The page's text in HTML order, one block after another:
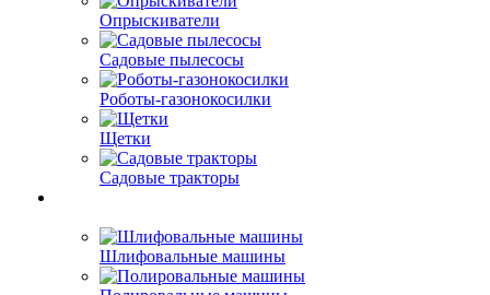
Опрыскиватели
Садовые пылесосы
Роботы-газонокосилки
Щетки
Садовые тракторы
Шлифовальные машины